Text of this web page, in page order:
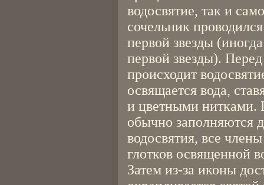
водосвятие, так и
сочельник
первой звезды
первой звезды).
происходит
освящается вода,
и цветными нитками.
обычно заполняются
водосвятия, все
глотков освященной
Затем из-за иконы